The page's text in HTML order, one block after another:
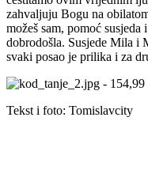
zahvaljuju Bogu na
možeš sam, pomoć
dobrodošla. Susjede Mila i
svaki posao je prilika i za
Tekst i foto: Tomislavcity